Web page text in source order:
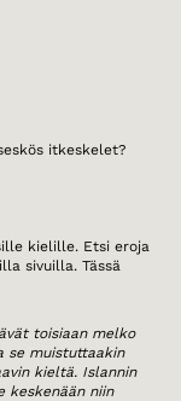
itkeskelet?
kielille. Etsi eroja
sivuilla. Tässä
toisiaan melko
se muistuttaakin
kieltä. Islannin
keskenään niin